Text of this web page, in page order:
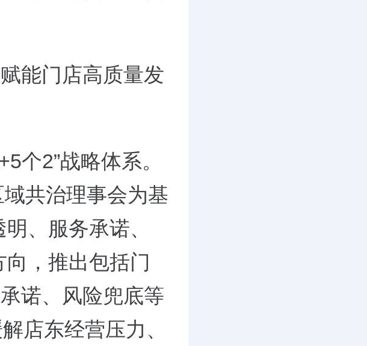
能门店高质量发
个2”战略体系。
共治理事会为基
、服务承诺、
向，推出包括门
诺、风险兜底等
店东经营压力、